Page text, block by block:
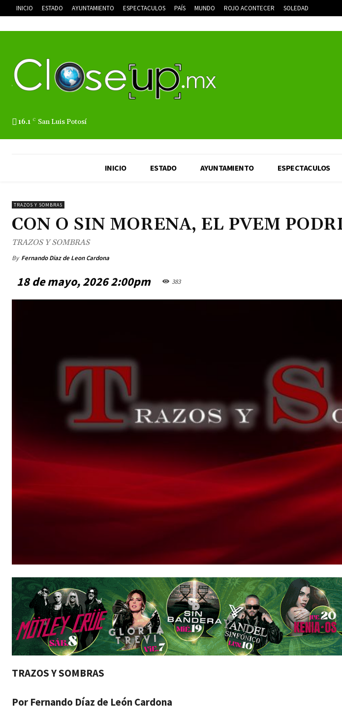
INICIO ESTADO AYUNTAMIENTO ESPECTACULOS PAÍS MUNDO ROJO ACONTECER SOLEDAD
16.1 C San Luis Potosí
INICIO ESTADO AYUNTAMIENTO ESPECTACULOS
TRAZOS Y SOMBRAS
CON O SIN MORENA, EL PVEM
TRAZOS Y SOMBRAS
By Fernando Diaz de Leon Cardona
18 de mayo, 2026 2:00pm 383
TRAZOS Y SOMBRAS
Por Fernando Díaz de León Cardona